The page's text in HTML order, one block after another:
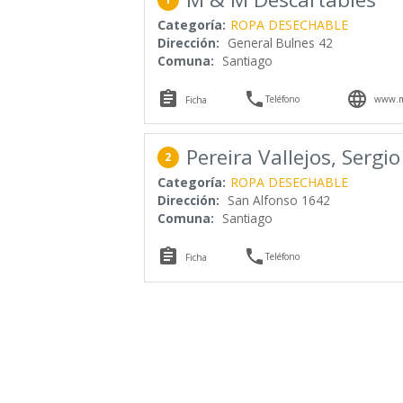
Categoría: ROPA DESECHABLE
Dirección: General Bulnes 42
Comuna: Santiago
 Ficha Teléfono 
2 Pereira Vallejos, Sergio
Categoría: ROPA DESECHABLE
Dirección: San Alfonso 1642
Comuna: Santiago
 Ficha Teléfono